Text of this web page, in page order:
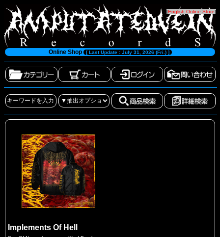
[English Online Store]
Online Shop [ Last Update : July 31, 2026 (Fri.) ]
Implements Of Hell